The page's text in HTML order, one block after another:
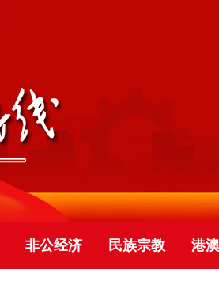
非公经济 民族宗教 港